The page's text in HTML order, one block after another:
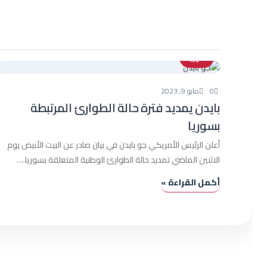
سوريا
مايو 9, 2023 0
بايدن يمديد فترة حالة الطوارئ المرتبطة
بسوريا
أعلن الرئيس الأمريكي جو بايدن في بيان صادر عن البيت الأبيض يوم
الاثنين الماضي تمديد حالة الطوارئ الوطنية المتعلقة بسوريا.…
أكمل القراءة »